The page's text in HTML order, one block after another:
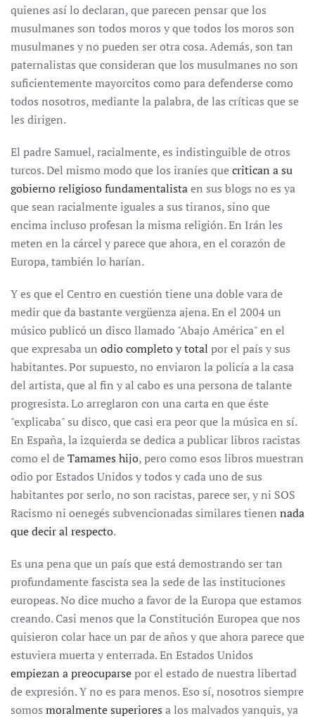
quienes así lo declaran, que parecen pensar que los
musulmanes son todos moros y que todos los moros son
musulmanes y no pueden ser otra cosa. Además, son tan
paternalistas que consideran que los musulmanes no son
suficientemente mayorcitos como para defenderse como
todos nosotros, mediante la palabra, de las críticas que se
les dirigen.
El padre Samuel, racialmente, es indistinguible de otros
turcos. Del mismo modo que los iraníes quecritican a su
gobierno religioso fundamentalistaen sus blogs no es ya
que sean racialmente iguales a sus tiranos, sino que
encima incluso profesan la misma religión. En Irán les
meten en la cárcel y parece que ahora, en el corazón de
Europa, también lo harían.
Y es que el Centro en cuestión tiene una doble vara de
medir que da bastante vergüenza ajena. En el 2004 un
músico publicó un disco llamado "Abajo América" en el
que expresaba un odio completo y total por el país y sus
habitantes. Por supuesto, no enviaron la policía a la casa
del artista, que al fin y al cabo es una persona de talante
progresista. Lo arreglaron con una carta en que éste
"explicaba" su disco, que casi era peor que la música en sí.
En España, la izquierda se dedica a publicar libros racistas
como el deTamames hijo, pero como esos libros muestran
odio por Estados Unidos y todos y cada uno de sus
habitantes por serlo, no son racistas, parece ser, y ni SOS
Racismo ni oenegés subvencionadas similares tienen nada
que decir al respecto.
Es una pena que un país que está demostrando ser tan
profundamente fascista sea la sede de las instituciones
europeas. No dice mucho a favor de la Europa que estamos
creando. Casi menos que la Constitución Europea que nos
quisieron colar hace un par de años y que ahora parece que
estuviera muerta y enterrada. En Estados Unidos
empiezan apreocuparsepor el estado de nuestra libertad
de expresión. Y no es para menos. Eso sí, nosotros siempre
somos moralmente superiores a los malvados yanquis, ya